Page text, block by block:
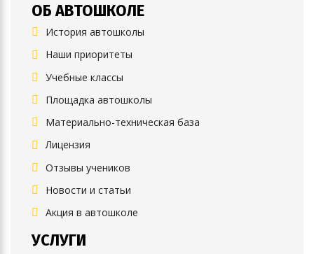
ОБ АВТОШКОЛЕ
История автошколы
Наши приоритеты
Учебные классы
Площадка автошколы
Материально-техническая база
Лицензия
Отзывы учеников
Новости и статьи
Акция в автошколе
УСЛУГИ